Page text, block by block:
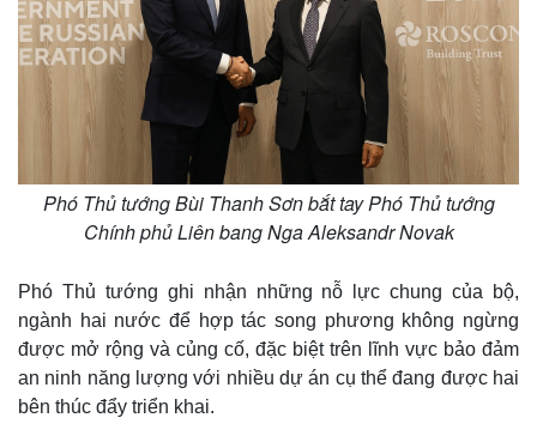
Infographic
Phó Thủ tướng Bùi Thanh Sơn bắt tay Phó Thủ tướng
Chính phủ Liên bang Nga Aleksandr Novak
Phó Thủ tướng ghi nhận những nỗ lực chung của bộ,
ngành hai nước để hợp tác song phương không ngừng
được mở rộng và củng cố, đặc biệt trên lĩnh vực bảo đảm
an ninh năng lượng với nhiều dự án cụ thể đang được hai
bên thúc đẩy triển khai.